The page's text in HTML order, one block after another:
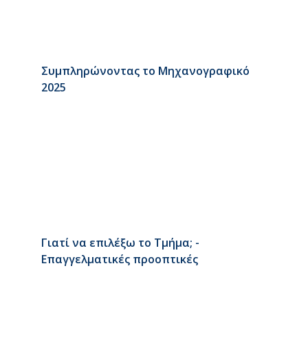
Συμπληρώνοντας το Μηχανογραφικό
2025
Γιατί να επιλέξω το Τμήμα; -
Επαγγελματικές προοπτικές